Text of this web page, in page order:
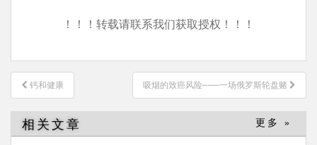
！！！转载请联系我们获取授权！！！
文
章
导
航
钙和健康 吸烟的致癌风险——一场俄罗斯轮盘赌
相关文章 更多 »